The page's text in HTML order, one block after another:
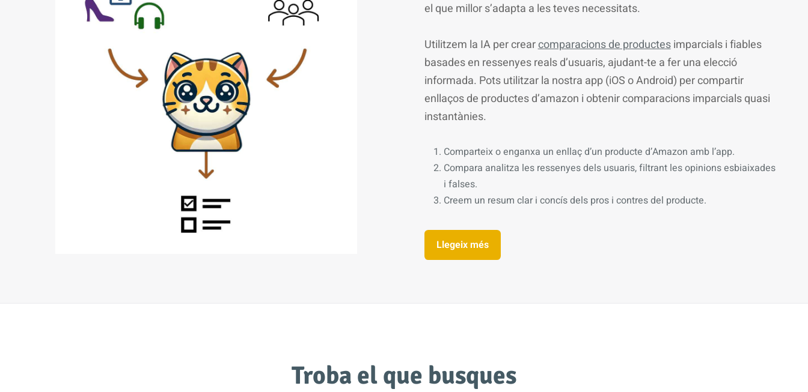
el que millor s’adapta a les teves necessitats.
Utilitzem la IA per crearcomparacions de productesimparcials i fiables
basades en ressenyes reals d’usuaris, ajudant-te a fer una elecció
informada. Pots utilitzar la nostra app (iOS o Android) per compartir
enllaços de productes d’amazon i obtenir comparacions imparcials quasi
instantànies.
Comparteix o enganxa un enllaç d’un producte d’Amazon amb l’app.
Compara analitza les ressenyes dels usuaris, filtrant les opinions esbiaixades
i falses.
Creem un resum clar i concís dels pros i contres del producte.
Llegeix més
Troba el que busques